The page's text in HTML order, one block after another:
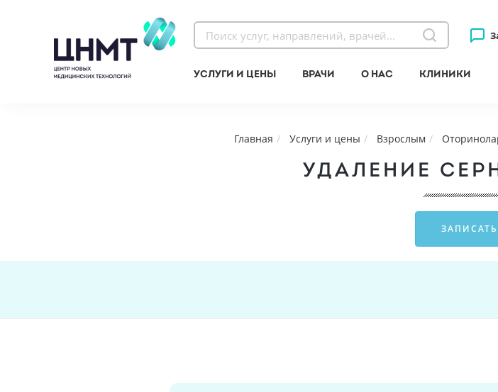
Услуги и цены Врачи О нас Клиники
Главная Услуги и цены Взрослым
УДАЛЕНИЕ